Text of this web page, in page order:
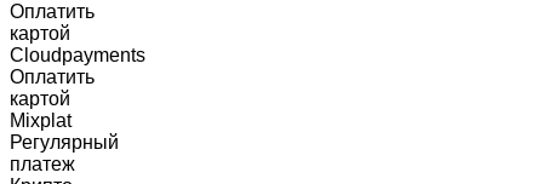
Оплатить
картой
Cloudpayments
Оплатить
картой
Mixplat
Регулярный
платеж